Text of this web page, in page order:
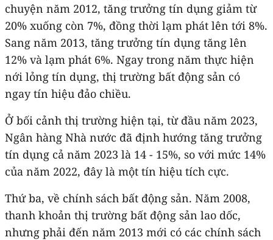
chuyện năm 2012, tăng trưởng tín dụng giảm từ
20% xuống còn 7%, đồng thời lạm phát lên tới 8%.
Sang năm 2013, tăng trưởng tín dụng tăng lên
12% và lạm phát 6%. Ngay trong năm thực hiện
nới lỏng tín dụng, thị trường bất động sản có
ngay tín hiệu đảo chiều.
Ở bối cảnh thị trường hiện tại, từ đầu năm 2023,
Ngân hàng Nhà nước đã định hướng tăng trưởng
tín dụng cả năm 2023 là 14 - 15%, so với mức 14%
của năm 2022, đây là một tín hiệu tích cực.
Thứ ba, về chính sách bất động sản. Năm 2008,
thanh khoản thị trường bất động sản lao dốc,
nhưng phải đến năm 2013 mới có các chính sách